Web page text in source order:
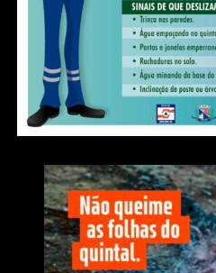
Mendes, por fim, avaliou
para continuar
desenvolvimento estadual.
“Hoje, Mato Grosso é
Pivetta possa continuar
ele tem qualidades para
WhatsApp